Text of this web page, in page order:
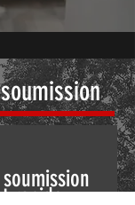
rapide